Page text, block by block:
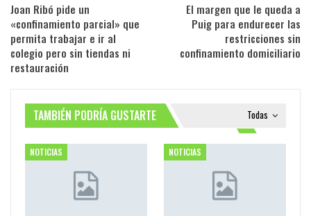
Joan Ribó pide un
«confinamiento parcial» que
permita trabajar e ir al
colegio pero sin tiendas ni
restauración
El margen que le queda a
Puig para endurecer las
restricciones sin
confinamiento domiciliario
Todas
TAMBIÉN PODRÍA GUSTARTE
NOTICIAS NOTICIAS